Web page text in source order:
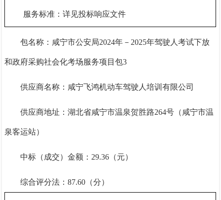
服务标准：详见投标响应文件
包名称：咸宁市公安局2024年－2025年驾驶人考试下放
和政府采购社会化考场服务项目包3
供应商名称：咸宁飞鸿机动车驾驶人培训有限公司
供应商地址：湖北省咸宁市温泉贺胜路264号（咸宁市温
泉客运站）
中标（成交）金额： 29.36（元）
综合评分法：87.60（分）